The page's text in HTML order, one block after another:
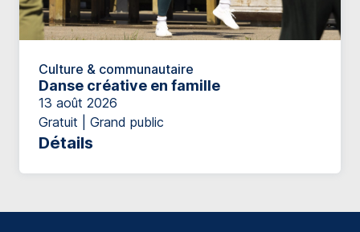
Culture & communautaire
Danse créative en famille
13 août 2026
Gratuit | Grand public
Détails